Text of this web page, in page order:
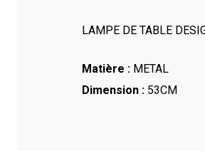
LAMPE DE TABLE
Matière : METAL
Dimension : 53CM